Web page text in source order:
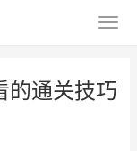
的通关技巧